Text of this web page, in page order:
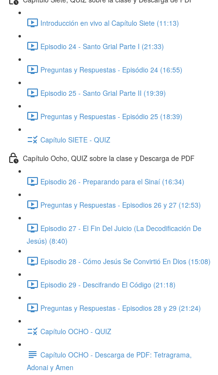
Introducción en vivo al Capítulo Siete (11:13)
Episodio 24 - Santo Grial Parte I (21:33)
Preguntas y Respuestas - Episódio 24 (16:55)
Episodio 25 - Santo Grial Parte II (19:39)
Preguntas y Respuestas - Episódio 25 (18:39)
Capítulo SIETE - QUIZ
Capítulo Ocho, QUIZ sobre la clase y Descarga de PDF
Episodio 26 - Preparando para el Sinaí (16:34)
Preguntas y Respuestas - Episodios 26 y 27 (12:53)
Episodio 27 - El Fin Del Juicio (La Decodificación De
Jesús) (8:40)
Episodio 28 - Cómo Jesús Se Convirtió En Dios (15:08)
Episodio 29 - Descifrando El Código (21:18)
Preguntas y Respuestas - Episodios 28 y 29 (21:24)
Capítulo OCHO - QUIZ
Capítulo OCHO - Descarga de PDF: Tetragrama,
Adonai y Amen